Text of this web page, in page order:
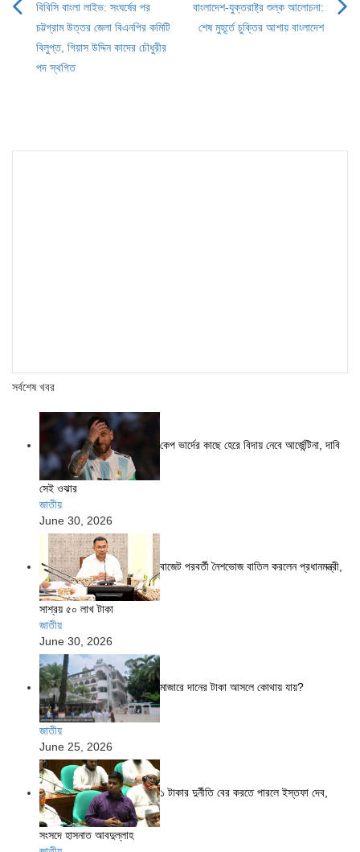
Post
navigation
বিবিসি বাংলা লাইভ: সংঘর্ষের পর
চট্টগ্রাম উত্তর জেলা বিএনপির কমিটি
বিলুপ্ত, গিয়াস উদ্দিন কাদের চৌধুরীর
পদ স্থগিত
বাংলাদেশ-যুক্তরাষ্ট্র শুল্ক আলোচনা:
শেষ মুহূর্তে চুক্তির আশায় বাংলাদেশ
সর্বশেষ খবর
কেপ ভার্দের কাছে হেরে বিদায় নেবে আর্জেন্টিনা, দাবি
সেই ওঝার
জাতীয়
June 30, 2026
বাজেট পরবর্তী নৈশভোজ বাতিল করলেন প্রধানমন্ত্রী,
সাশ্রয় ৫০ লাখ টাকা
জাতীয়
June 30, 2026
মাজারে দানের টাকা আসলে কোথায় যায়?
জাতীয়
June 25, 2026
১ টাকার দুর্নীতি বের করতে পারলে ইস্তফা দেব,
সংসদে হাসনাত আবদুল্লাহ